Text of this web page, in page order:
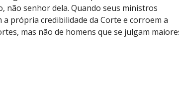
não senhor dela. Quando seus ministros
própria credibilidade da Corte e corroem a
mas não de homens que se julgam